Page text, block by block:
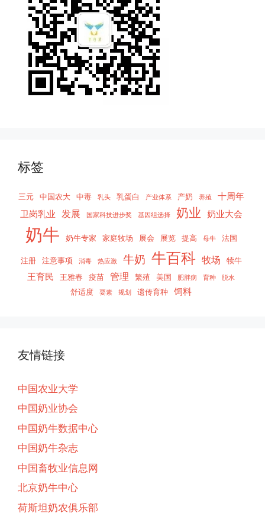
标签
三元 中国农大 中毒 乳头 乳蛋白 产业体系 产奶 养殖
十周年
卫岗乳业
发展 国家科技进步奖 基因组选择 奶业 奶业大会
奶牛 奶牛专家 家庭牧场 展会 展览 提高 母牛 法国
注册 注意事项 消毒 热应激 牛奶 牛百科 牧场 犊牛
王育民 王雅春 疫苗 管理 繁殖 美国 肥胖病 育种 脱水
舒适度 要素 规划 遗传育种 饲料
友情链接
中国农业大学
中国奶业协会
中国奶牛数据中心
中国奶牛杂志
中国畜牧业信息网
北京奶牛中心
荷斯坦奶农俱乐部